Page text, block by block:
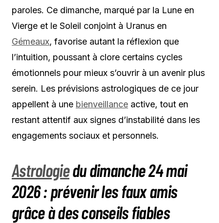
paroles. Ce dimanche, marqué par la Lune en
Vierge et le Soleil conjoint à Uranus en
Gémeaux, favorise autant la réflexion que
l’intuition, poussant à clore certains cycles
émotionnels pour mieux s’ouvrir à un avenir plus
serein. Les prévisions astrologiques de ce jour
appellent à une bienveillance active, tout en
restant attentif aux signes d’instabilité dans les
engagements sociaux et personnels.
Astrologiedu dimanche 24 mai
2026 : prévenir les faux amis
grâce à des conseils fiables